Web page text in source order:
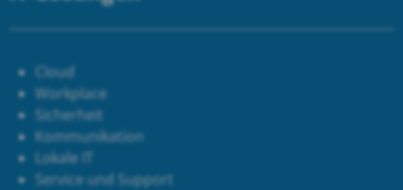
Cloud
Workplace
Sicherheit
Kommunikation
Lokale IT
Service und Support